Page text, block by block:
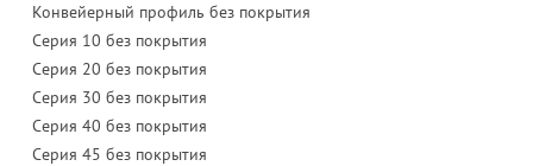
Конвейерный профиль без покрытия
Серия 10 без покрытия
Серия 20 без покрытия
Серия 30 без покрытия
Серия 40 без покрытия
Серия 45 без покрытия